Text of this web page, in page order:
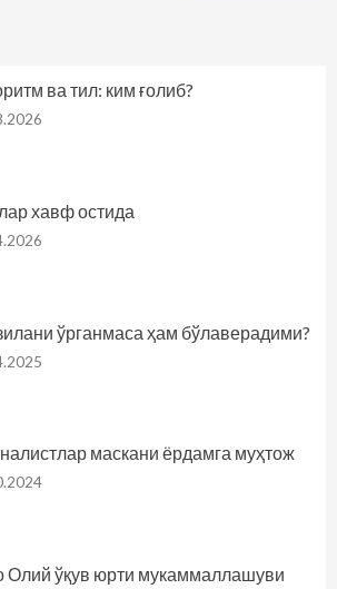
ва тил: ким ғолиб?
хавф остида
ўрганмаса ҳам бўлаверадими?
маскани ёрдамга муҳтож
Олий ўқув юрти мукаммаллашуви